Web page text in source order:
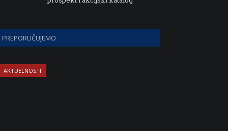
PREPORUČUJEMO
AKTUELNOSTI